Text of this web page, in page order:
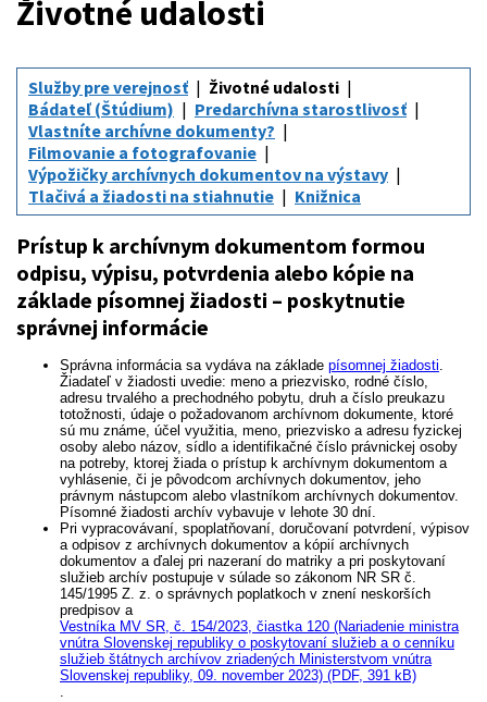
Životné udalosti
Služby pre verejnosť
Životné udalosti
Bádateľ (Štúdium)
Predarchívna starostlivosť
Vlastníte archívne dokumenty?
Filmovanie a fotografovanie
Výpožičky archívnych dokumentov na výstavy
Tlačivá a žiadosti na stiahnutie
Knižnica
Prístup k archívnym dokumentom formou
odpisu, výpisu, potvrdenia alebo kópie na
základe písomnej žiadosti – poskytnutie
správnej informácie
Správna informácia sa vydáva na základe písomnej žiadosti.
Žiadateľ v žiadosti uvedie: meno a priezvisko, rodné číslo,
adresu trvalého a prechodného pobytu, druh a číslo preukazu
totožnosti, údaje o požadovanom archívnom dokumente, ktoré
sú mu známe, účel využitia, meno, priezvisko a adresu fyzickej
osoby alebo názov, sídlo a identifikačné číslo právnickej osoby
na potreby, ktorej žiada o prístup k archívnym dokumentom a
vyhlásenie, či je pôvodcom archívnych dokumentov, jeho
právnym nástupcom alebo vlastníkom archívnych dokumentov.
Písomné žiadosti archív vybavuje v lehote 30 dní.
Pri vypracovávaní, spoplatňovaní, doručovaní potvrdení, výpisov
a odpisov z archívnych dokumentov a kópií archívnych
dokumentov a ďalej pri nazeraní do matriky a pri poskytovaní
služieb archív postupuje v súlade so zákonom NR SR č.
145/1995 Z. z. o správnych poplatkoch v znení neskorších
predpisov a
Vestníka MV SR, č. 154/2023, čiastka 120 (Nariadenie ministra
vnútra Slovenskej republiky o poskytovaní služieb a o cenníku
služieb štátnych archívov zriadených Ministerstvom vnútra
Slovenskej republiky, 09. november 2023) (PDF, 391 kB)
.